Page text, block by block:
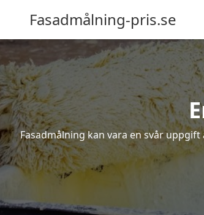
Fasadmålning-pris.se
Fasadmålning kan vara en svår